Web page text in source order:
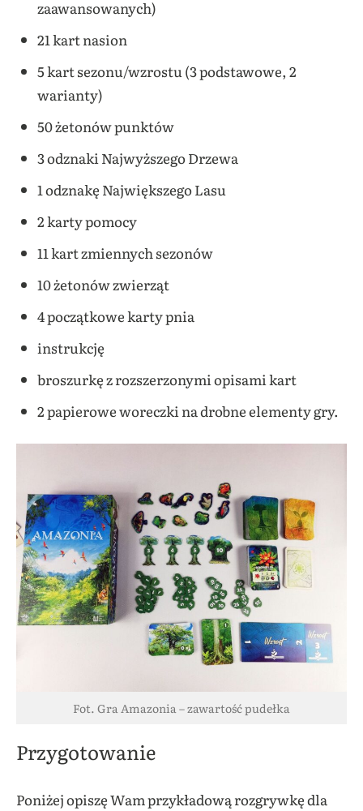
zaawansowanych)
21 kart nasion
5 kart sezonu/wzrostu (3 podstawowe, 2
warianty)
50 żetonów punktów
3 odznaki Najwyższego Drzewa
1 odznakę Największego Lasu
2 karty pomocy
11 kart zmiennych sezonów
10 żetonów zwierząt
4 początkowe karty pnia
instrukcję
broszurkę z rozszerzonymi opisami kart
2 papierowe woreczki na drobne elementy gry.
Fot. Gra Amazonia – zawartość pudełka
Przygotowanie
Poniżej opiszę Wam przykładową rozgrywkę dla